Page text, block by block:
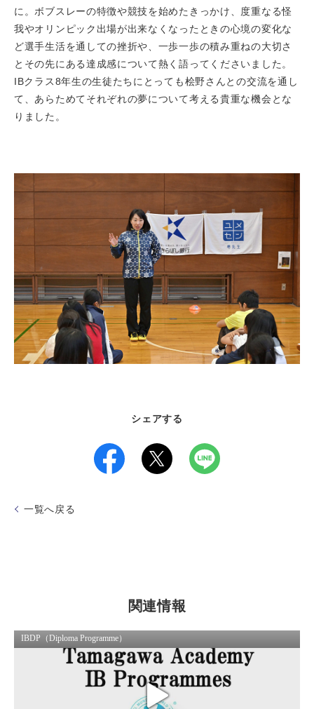
に。ボブスレーの特徴や競技を始めたきっかけ、度重なる怪
我やオリンピック出場が出来なくなったときの心境の変化な
ど選手生活を通しての挫折や、一歩一歩の積み重ねの大切さ
とその先にある達成感について熱く語ってくださいました。
IBクラス8年生の生徒たちにとっても桧野さんとの交流を通し
て、あらためてそれぞれの夢について考える貴重な機会とな
りました。
シェアする
一覧へ戻る
関連情報